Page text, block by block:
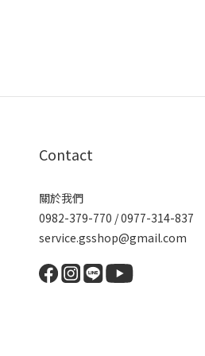
Contact
關於我們
0982-379-770 / 0977-314-837
service.gsshop@gmail.com